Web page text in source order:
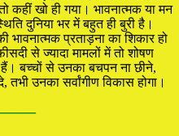
कहीं खो ही गया। भावनात्मक या मन
दुनिया भर में बहुत ही बुरी है।
भावनात्मक प्रताड़ना का शिकार हो
से ज्यादा मामलों में तो शोषण
बच्चों से उनका बचपन ना छीने,
उनका सर्वांगीण विकास होगा।